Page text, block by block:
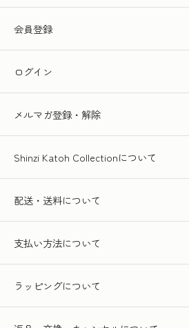
会員登録
ログイン
メルマガ登録・解除
Shinzi Katoh Collectionについて
配送・送料について
支払い方法について
ラッピングについて